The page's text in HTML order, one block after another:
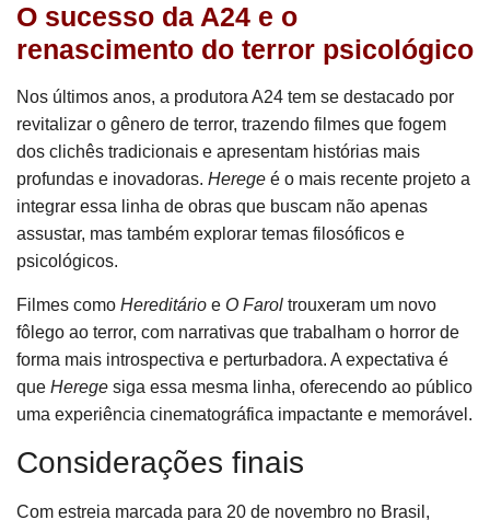
O sucesso da A24 e o
renascimento do terror psicológico
Nos últimos anos, a produtora A24 tem se destacado por
revitalizar o gênero de terror, trazendo filmes que fogem
dos clichês tradicionais e apresentam histórias mais
profundas e inovadoras. Herege é o mais recente projeto a
integrar essa linha de obras que buscam não apenas
assustar, mas também explorar temas filosóficos e
psicológicos.
Filmes como Hereditário e O Farol trouxeram um novo
fôlego ao terror, com narrativas que trabalham o horror de
forma mais introspectiva e perturbadora. A expectativa é
que Herege siga essa mesma linha, oferecendo ao público
uma experiência cinematográfica impactante e memorável.
Considerações finais
Com estreia marcada para 20 de novembro no Brasil,